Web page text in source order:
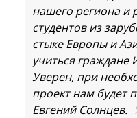
нашего региона и
студентов из
стыке Европы и
учиться граждане
Уверен, при
проект нам будет
Евгений Солнцев.